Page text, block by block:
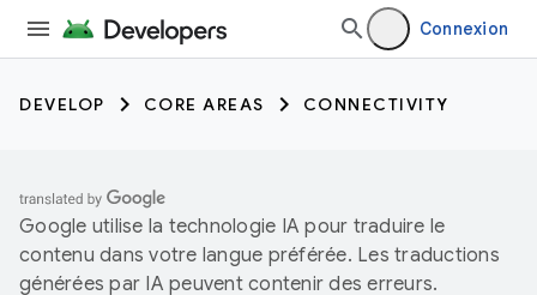
Connexion
DEVELOP CORE AREAS CONNECTIVITY
Google utilise la technologie IA pour traduire le
contenu dans votre langue préférée. Les traductions
générées par IA peuvent contenir des erreurs.